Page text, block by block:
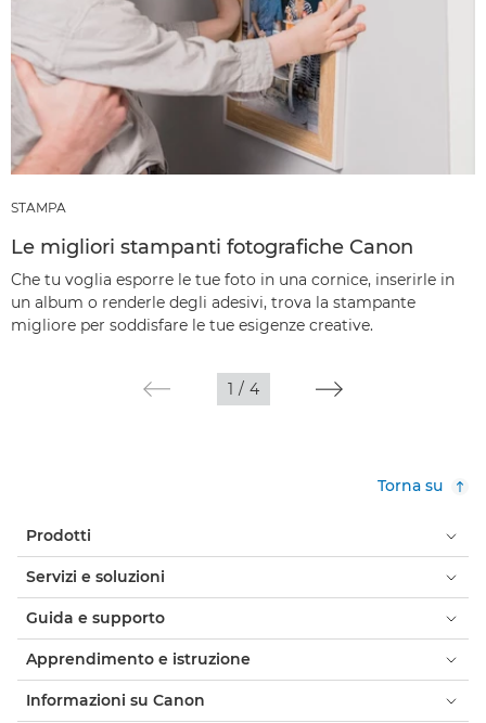
STAMPA
Le migliori stampanti fotografiche Canon
Che tu voglia esporre le tue foto in una cornice, inserirle in
un album o renderle degli adesivi, trova la stampante
migliore per soddisfare le tue esigenze creative.
1 / 4
Torna su
Prodotti
Servizi e soluzioni
Guida e supporto
Apprendimento e istruzione
Informazioni su Canon